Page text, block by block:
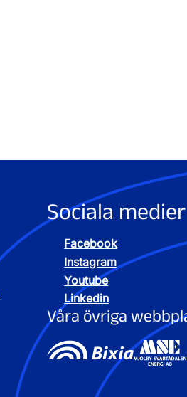
Sociala medier
Facebook
Instagram
Youtube
Linkedin
Våra övriga